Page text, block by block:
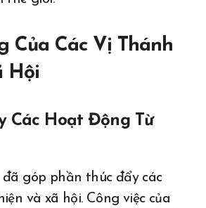
Của Các Vị Thánh
Hội
Các Hoạt Động Từ
góp phần thúc đẩy các
và xã hội. Công việc của